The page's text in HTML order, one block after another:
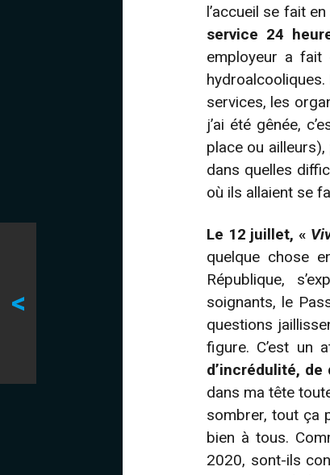
l’accueil se fait
service 24
employeur a fait
services, les
j’ai été gênée,
place ou
dans quelles
où ils allaient se
Le 12 juillet, «
quelque chose
République,
soignants, le
questions
figure. C’est un
d’incrédulité,
dans ma tête
sombrer, tout ça
bien à tous.
2020, sont-ils
<